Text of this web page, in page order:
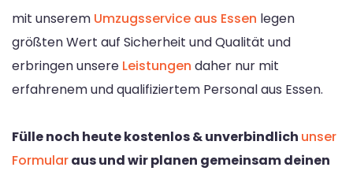
mit unserem Umzugsservice aus Essen legen
größten Wert auf Sicherheit und Qualität und
erbringen unsere Leistungen daher nur mit
erfahrenem und qualifiziertem Personal aus Essen.
Fülle noch heute kostenlos & unverbindlich unser
Formularaus und wir planen gemeinsam deinen